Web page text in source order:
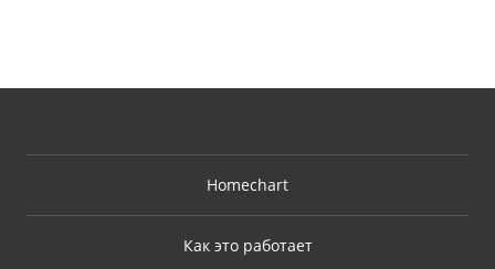
Homechart
Как это работает